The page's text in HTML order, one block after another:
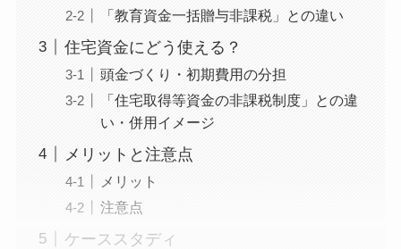
「教育資金一括贈与非課税」との違い
住宅資金にどう使える？
頭金づくり・初期費用の分担
「住宅取得等資金の非課税制度」との違
い・併用イメージ
メリットと注意点
メリット
注意点
ケーススタディ